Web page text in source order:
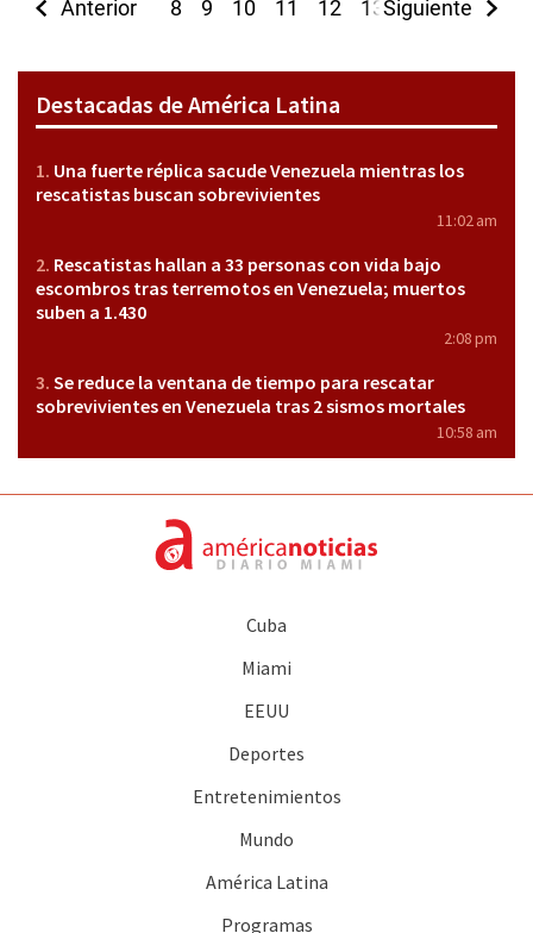
Anterior 8 9 10 11 12 13 14 15 16
Siguiente
Destacadas de América Latina
Una fuerte réplica sacude Venezuela mientras los
rescatistas buscan sobrevivientes
11:02 am
Rescatistas hallan a 33 personas con vida bajo
escombros tras terremotos en Venezuela; muertos
suben a 1.430
2:08 pm
Se reduce la ventana de tiempo para rescatar
sobrevivientes en Venezuela tras 2 sismos mortales
10:58 am
Cuba
Miami
EEUU
Deportes
Entretenimientos
Mundo
América Latina
Programas